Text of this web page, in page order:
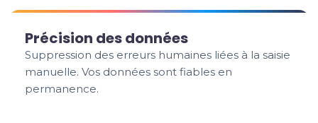
Précision des données
Suppression des erreurs humaines liées à la saisie
manuelle. Vos données sont fiables en
permanence.